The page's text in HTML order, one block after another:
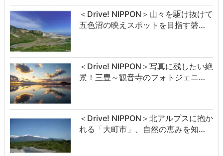
＜Drive! NIPPON＞山々を駆け抜けて
五色沼の映えスポットを目指す磐…
＜Drive! NIPPON＞写真に残したい絶
景！三豊～観音寺のフォトジェニ…
＜Drive! NIPPON＞北アルプスに抱か
れる「大町市」、自然の恵みを知…